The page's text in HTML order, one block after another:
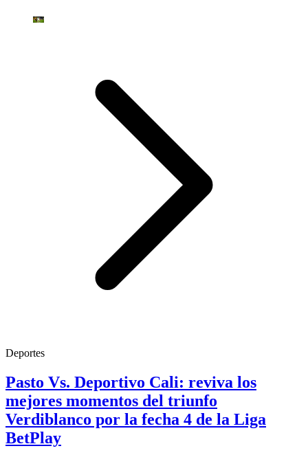
Deportes
Pasto Vs. Deportivo Cali: reviva los
mejores momentos del triunfo
Verdiblanco por la fecha 4 de la Liga
BetPlay